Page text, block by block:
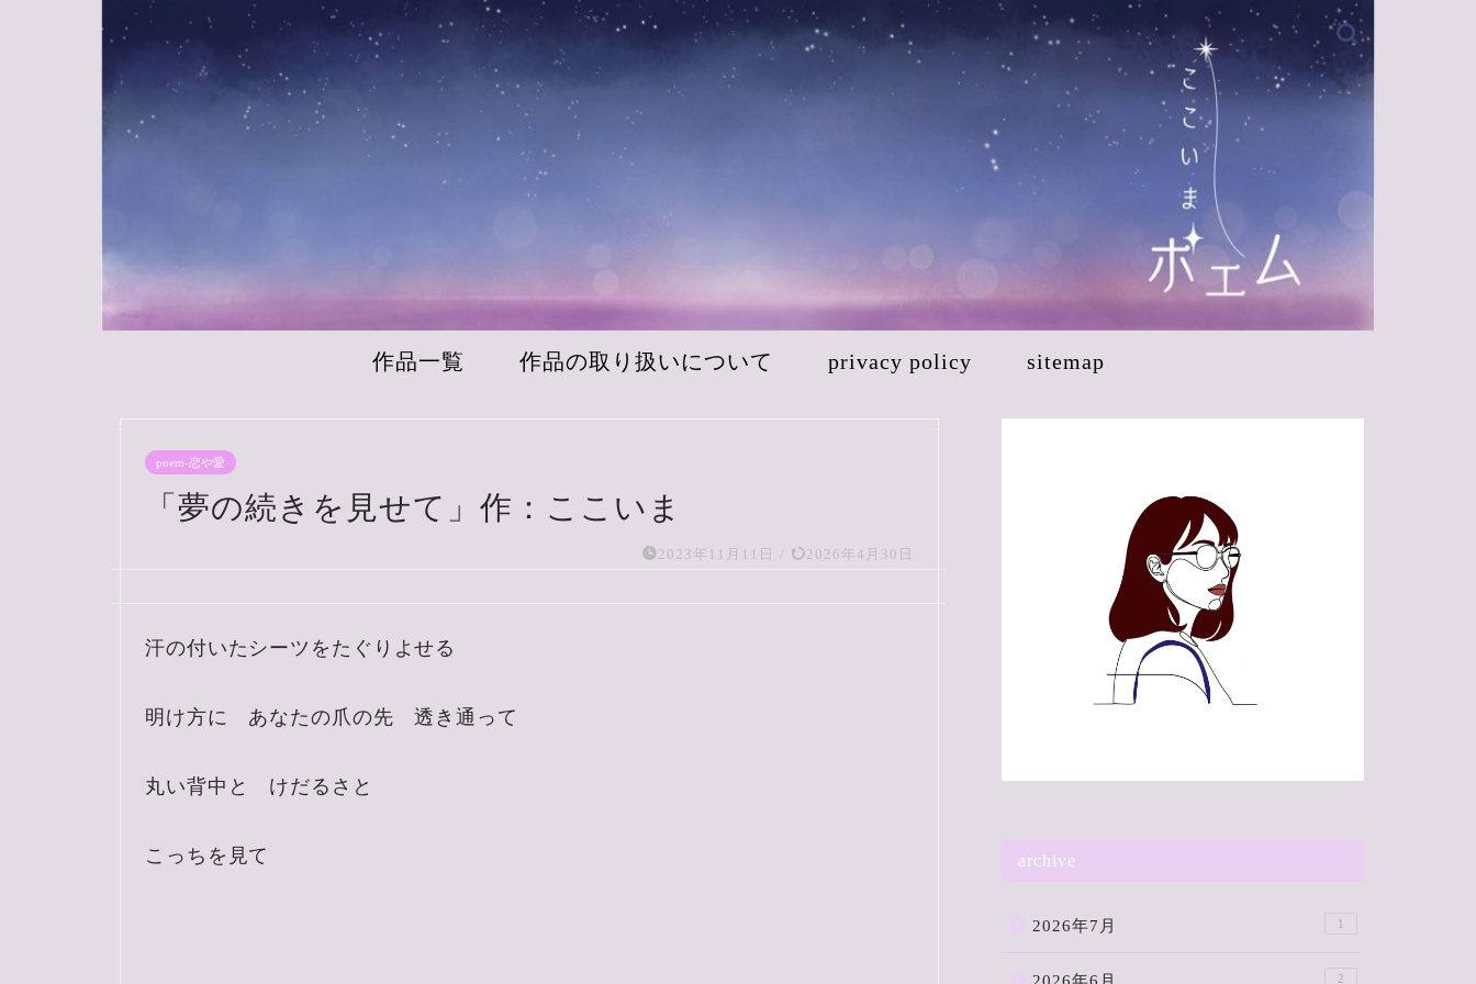
作品一覧 作品の取り扱いについて privacy policy sitemap
poem-恋や愛
「夢の続きを見せて」作：ここいま
2023年11月11日 / 2026年4月30日
汗の付いたシーツをたぐりよせる
明け方に あなたの爪の先 透き通って
丸い背中と けだるさと
こっちを見て archive
2026年7月 1
2026年6月 2